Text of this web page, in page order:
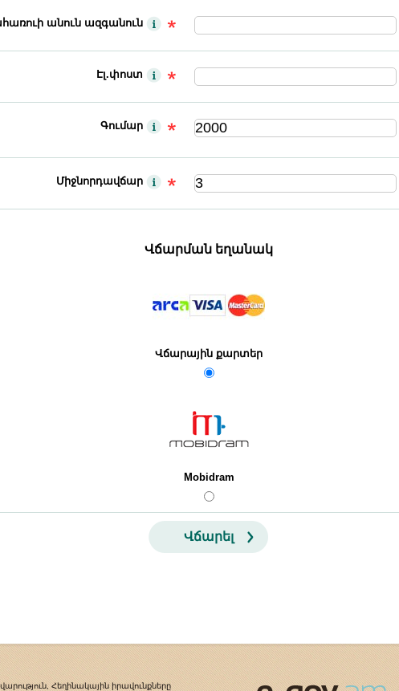
անուն ազգանուն
Էլ.փոստ
Գումար
Միջնորդավճար
Վճարման եղանակ
Վճարային քարտեր
Mobidram
Վճարել
Հեղինակային իրավունքները